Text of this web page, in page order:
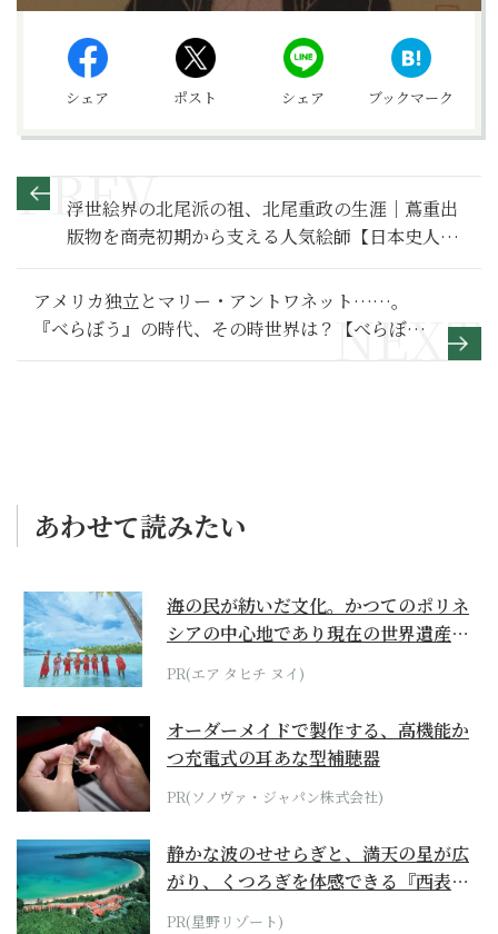
シェア ポスト シェア ブックマーク
浮世絵界の北尾派の祖、北尾重政の生涯｜蔦重出
版物を商売初期から支える人気絵師【日本史人物
伝】
アメリカ独立とマリー・アントワネット……。
『べらぼう』の時代、その時世界は？【べらぼう
～蔦重栄華乃夢噺～ 満喫リポート】世界史と『べ
あわせて読みたい
海の民が紡いだ文化。かつてのポリネ
シアの中心地であり現在の世界遺産か
らみえてくる...
PR(エア タヒチ ヌイ)
オーダーメイドで製作する、高機能か
つ充電式の耳あな型補聴器
PR(ソノヴァ・ジャパン株式会社)
静かな波のせせらぎと、満天の星が広
がり、くつろぎを体感できる『西表島
ホテル by...
PR(星野リゾート)